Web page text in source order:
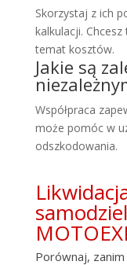
Skorzystaj z ich
kalkulacji.
temat kosztów.
Jakie są
Współpraca
może pomóc w
odszkodowania.
Porównaj,